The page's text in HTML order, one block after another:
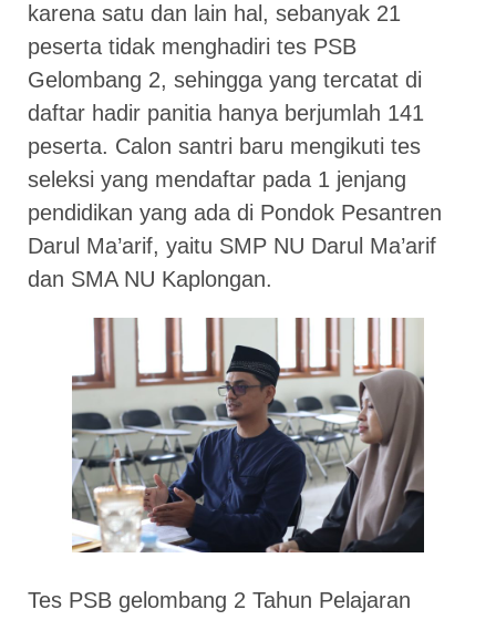
karena satu dan lain hal, sebanyak 21
peserta tidak menghadiri tes PSB
Gelombang 2, sehingga yang tercatat di
daftar hadir panitia hanya berjumlah 141
peserta. Calon santri baru mengikuti tes
seleksi yang mendaftar pada 1 jenjang
pendidikan yang ada di Pondok Pesantren
Darul Ma’arif, yaitu SMP NU Darul Ma’arif
dan SMA NU Kaplongan.
Tes PSB gelombang 2 Tahun Pelajaran